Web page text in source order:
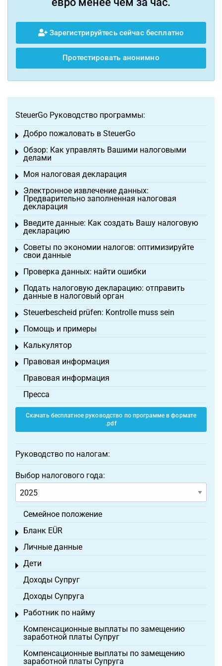
Зарегистрируйтесь сейчас бесплатно
Протестировать анонимно
SteuerGo Руководство программы:
Добро пожаловать в SteuerGo
Toggle menu
Обзор: Как управлять Вашими налоговыми
делами
Toggle menu
Моя налоговая декларация
Toggle menu
Электронное извлечение данных:
Предварительно заполненная налоговая
декларация
Toggle menu
Введите данные: Как создать Вашу налоговую
декларацию
Toggle menu
Советы по экономии налогов: оптимизируйте
свои данные
Toggle menu
Проверка данных: найти ошибки
Toggle menu
Подать налоговую декларацию: отправить
данные в налоговый орган
Toggle menu
Steuerbescheid prüfen: Kontrolle muss sein
Toggle menu
Помощь и примеры
Toggle menu
Калькулятор
Toggle menu
Правовая информация
Toggle menu
Правовая информация
Пресса
Скачать бесплатное руководство по программе в формате
.pdf
Руководство по налогам:
Выбор налогового года:
Семейное положение
Бланк EÜR
Toggle menu
Личные данные
Toggle menu
Дети
Toggle menu
Доходы Супруг
Доходы Супруга
Работник по найму
Toggle menu
Компенсационные выплаты по замещению
заработной платы Супруг
Компенсационные выплаты по замещению
заработной платы Супруга